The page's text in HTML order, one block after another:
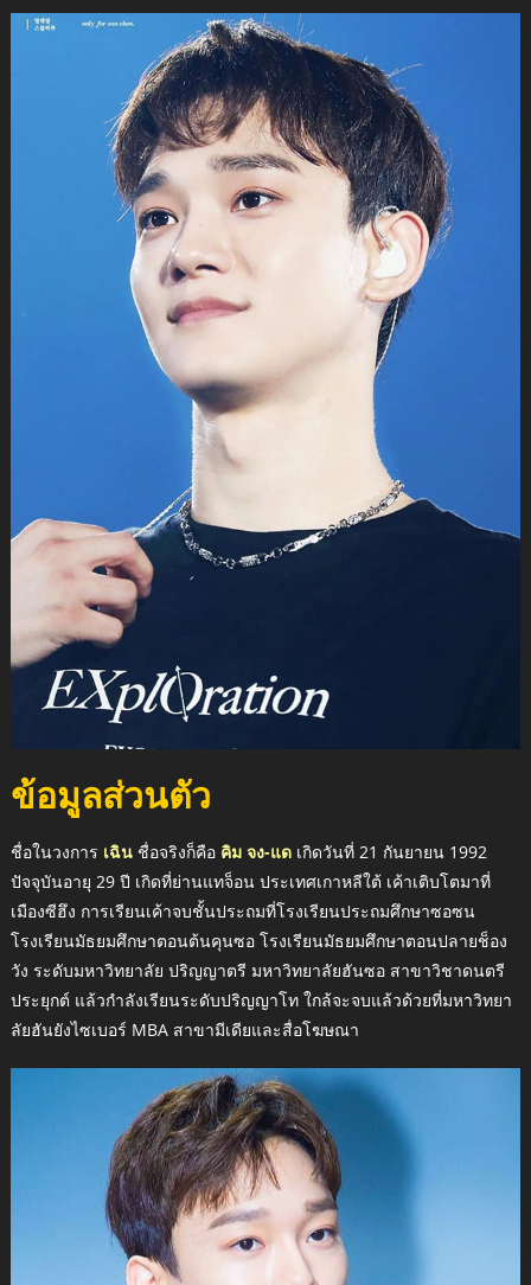
ข้อมูลส่วนตัว
ชื่อในวงการ เฉินชื่อจริงก็คือ คิม จง-แดเกิดวันที่ 21 กันยายน 1992
ปัจจุบันอายุ 29 ปี เกิดที่ย่านแทจ็อน ประเทศเกาหลีใต้ เค้าเติบโตมาที่
เมืองซีฮึง การเรียนเค้าจบชั้นประถมที่โรงเรียนประถมศึกษาซอซน
โรงเรียนมัธยมศึกษาตอนต้นคุนซอ โรงเรียนมัธยมศึกษาตอนปลายช็อง
วัง ระดับมหาวิทยาลัย ปริญญาตรี มหาวิทยาลัยฮันซอ สาขาวิชาดนตรี
ประยุกต์ แล้วกำลังเรียนระดับปริญญาโท ใกล้จะจบแล้วด้วยที่มหาวิทยา
ลัยฮันยังไซเบอร์ MBA สาขามีเดียและสื่อโฆษณา